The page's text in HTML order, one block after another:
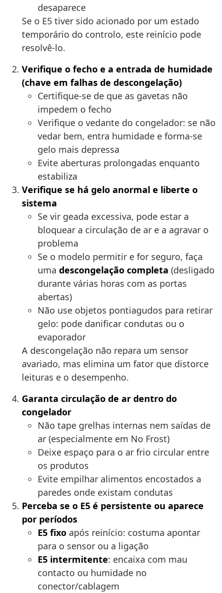
desaparece
Se o E5 tiver sido acionado por um estado
temporário do controlo, este reinício pode
resolvê-lo.
Verifique o fecho e a entrada de humidade
(chave em falhas de descongelação)
Certifique-se de que as gavetas não
impedem o fecho
Verifique o vedante do congelador: se não
vedar bem, entra humidade e forma-se
gelo mais depressa
Evite aberturas prolongadas enquanto
estabiliza
Verifique se há gelo anormal e liberte o
sistema
Se vir geada excessiva, pode estar a
bloquear a circulação de ar e a agravar o
problema
Se o modelo permitir e for seguro, faça
uma descongelação completa (desligado
durante várias horas com as portas
abertas)
Não use objetos pontiagudos para retirar
gelo: pode danificar condutas ou o
evaporador
A descongelação não repara um sensor
avariado, mas elimina um fator que distorce
leituras e o desempenho.
Garanta circulação de ar dentro do
congelador
Não tape grelhas internas nem saídas de
ar (especialmente em No Frost)
Deixe espaço para o ar frio circular entre
os produtos
Evite empilhar alimentos encostados a
paredes onde existam condutas
Perceba se o E5 é persistente ou aparece
por períodos
E5 fixo após reinício: costuma apontar
para o sensor ou a ligação
E5 intermitente: encaixa com mau
contacto ou humidade no
conector/cablagem